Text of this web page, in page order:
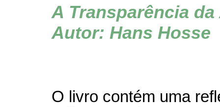
A Transparência da
Autor: Hans Hosse
O livro contém uma